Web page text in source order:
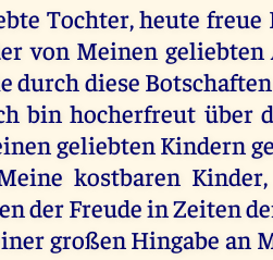
Tochter, heute
von Meinen
durch diese
bin hocherfreut über
geliebten Kindern
kostbaren
der Freude in Zeiten
großen Hingabe an